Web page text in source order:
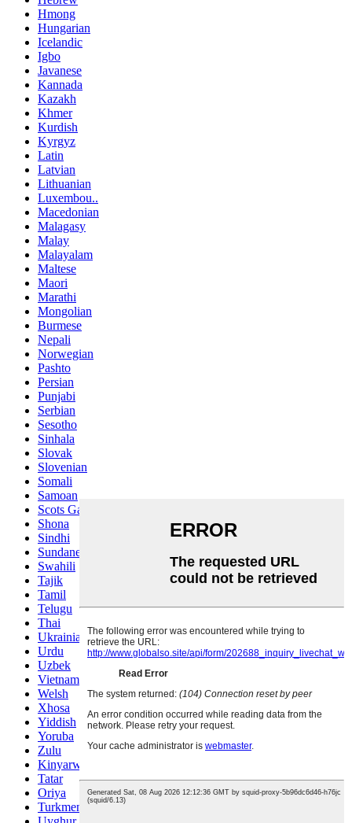
Hmong
Hungarian
Icelandic
Igbo
Javanese
Kannada
Kazakh
Khmer
Kurdish
Kyrgyz
Latin
Latvian
Lithuanian
Luxembou..
Macedonian
Malagasy
Malay
Malayalam
Maltese
Maori
Marathi
Mongolian
Burmese
Nepali
Norwegian
Pashto
Persian
Punjabi
Serbian
Sesotho
Sinhala
Slovak
Slovenian
Somali
Samoan
Scots Gaelic
Shona
Sindhi
Sundanese
Swahili
Tajik
Tamil
Telugu
Thai
Ukrainian
Urdu
Uzbek
Vietnamese
Welsh
Xhosa
Yiddish
Yoruba
Zulu
Kinyarwanda
Tatar
Oriya
Turkmen